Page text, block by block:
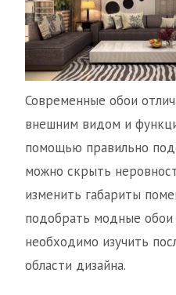
Современные обои
внешним видом и
помощью правильно
можно скрыть
изменить габариты
подобрать модные обои
необходимо изучить
области дизайна.